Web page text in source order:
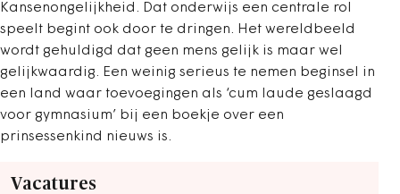
Kansenongelijkheid. Dat onderwijs een centrale rol
speelt begint ook door te dringen. Het wereldbeeld
wordt gehuldigd dat geen mens gelijk is maar wel
gelijkwaardig. Een weinig serieus te nemen beginsel in
een land waar toevoegingen als ‘cum laude geslaagd
voor gymnasium’ bij een boekje over een
prinsessenkind nieuws is.
Vacatures